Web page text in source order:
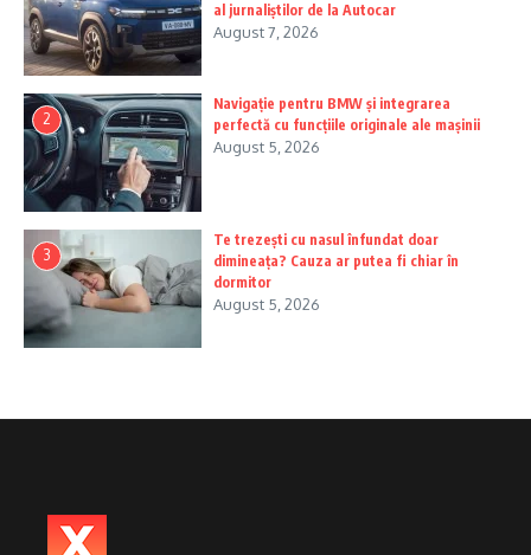
al jurnaliștilor de la Autocar
August 7, 2026
2
Navigație pentru BMW și integrarea
perfectă cu funcțiile originale ale mașinii
August 5, 2026
3
Te trezești cu nasul înfundat doar
dimineața? Cauza ar putea fi chiar în
dormitor
August 5, 2026